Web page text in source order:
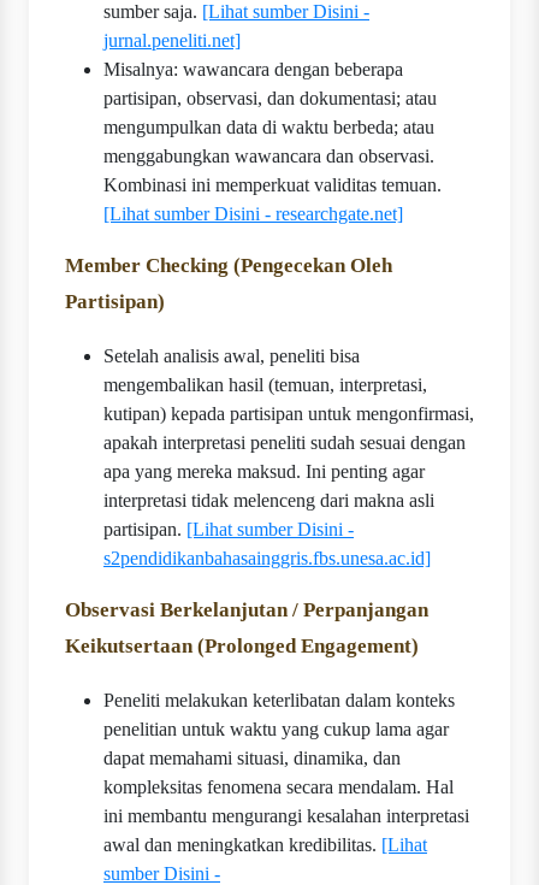
sumber saja. [Lihat sumber Disini -
jurnal.peneliti.net]
Misalnya: wawancara dengan beberapa
partisipan, observasi, dan dokumentasi; atau
mengumpulkan data di waktu berbeda; atau
menggabungkan wawancara dan observasi.
Kombinasi ini memperkuat validitas temuan.
[Lihat sumber Disini - researchgate.net]
Member Checking (Pengecekan Oleh
Partisipan)
Setelah analisis awal, peneliti bisa
mengembalikan hasil (temuan, interpretasi,
kutipan) kepada partisipan untuk mengonfirmasi,
apakah interpretasi peneliti sudah sesuai dengan
apa yang mereka maksud. Ini penting agar
interpretasi tidak melenceng dari makna asli
partisipan. [Lihat sumber Disini -
s2pendidikanbahasainggris.fbs.unesa.ac.id]
Observasi Berkelanjutan / Perpanjangan
Keikutsertaan (Prolonged Engagement)
Peneliti melakukan keterlibatan dalam konteks
penelitian untuk waktu yang cukup lama agar
dapat memahami situasi, dinamika, dan
kompleksitas fenomena secara mendalam. Hal
ini membantu mengurangi kesalahan interpretasi
awal dan meningkatkan kredibilitas. [Lihat
sumber Disini -